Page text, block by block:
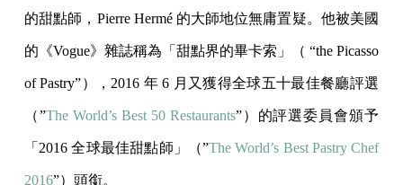
的甜點師，Pierre Hermé 的大師地位無庸置疑。他被美國
的《Vogue》雜誌稱為「甜點界的畢卡索」（ “the Picasso
of Pastry”），2016 年 6 月又獲得全球五十最佳餐廳評選
（”The World’s Best 50 Restaurants”）的評選委員會頒予
「2016 全球最佳甜點師」（”The World’s Best Pastry Chef
2016”）頭銜。